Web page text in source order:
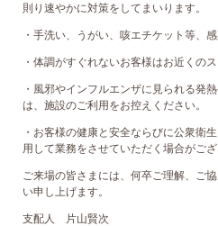
則り速やかに対策をしてまいります。
・手洗い、うがい、咳エチケット等、
・体調がすぐれないお客様はお近くの
・風邪やインフルエンザに見られる発
は、施設のご利用をお控えください。
・お客様の健康と安全ならびに公衆衛
用して業務をさせていただく場合がござ
ご来場の皆さまには、何卒ご理解、ご
い申し上げます。
支配人 片山賢次